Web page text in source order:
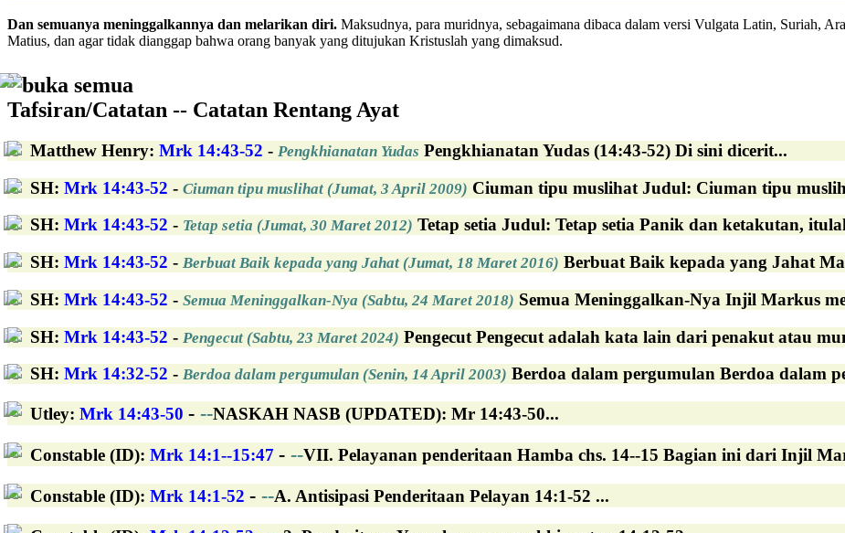
Dan semuanya meninggalkannya dan melarikan diri. Maksudnya, para muridnya, sebagaimana dibaca dalam versi Vulgata Latin, Suriah,
Matius, dan agar tidak dianggap bahwa orang banyak yang ditujukan Kristuslah yang dimaksud.
buka semua
Tafsiran/Catatan -- Catatan Rentang Ayat
Matthew Henry: Mrk 14:43-52 - Pengkhianatan Yudas Pengkhianatan Yudas (14:43-52) Di sini dicerit...
SH: Mrk 14:43-52 - Ciuman tipu muslihat (Jumat, 3 April 2009) Ciuman tipu muslihat Judul: Ciuman tipu
SH: Mrk 14:43-52 - Tetap setia (Jumat, 30 Maret 2012) Tetap setia Judul: Tetap setia Panik dan ketakutan,
SH: Mrk 14:43-52 - Berbuat Baik kepada yang Jahat (Jumat, 18 Maret 2016) Berbuat Baik kepada yang Jahat
SH: Mrk 14:43-52 - Semua Meninggalkan-Nya (Sabtu, 24 Maret 2018) Semua Meninggalkan-Nya Injil Markus
SH: Mrk 14:43-52 - Pengecut (Sabtu, 23 Maret 2024) Pengecut Pengecut adalah kata lain dari penakut atau
SH: Mrk 14:32-52 - Berdoa dalam pergumulan (Senin, 14 April 2003) Berdoa dalam pergumulan Berdoa dalam
Utley: Mrk 14:43-50 - --NASKAH NASB (UPDATED): Mr 14:43-50...
Constable (ID): Mrk 14:1--15:47 - --VII. Pelayanan penderitaan Hamba chs. 14--15 Bagian ini dari Injil
Constable (ID): Mrk 14:1-52 - --A. Antisipasi Penderitaan Pelayan 14:1-52 ...